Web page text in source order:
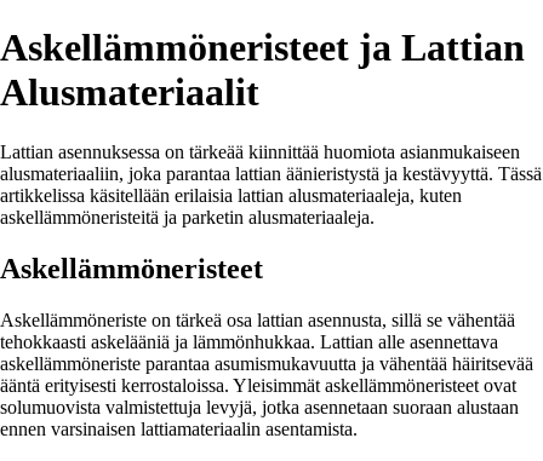
Askellämmöneristeet ja Lattian
Alusmateriaalit
Lattian asennuksessa on tärkeää kiinnittää huomiota asianmukaiseen
alusmateriaaliin, joka parantaa lattian äänieristystä ja kestävyyttä. Tässä
artikkelissa käsitellään erilaisia lattian alusmateriaaleja, kuten
askellämmöneristeitä ja parketin alusmateriaaleja.
Askellämmöneristeet
Askellämmöneriste on tärkeä osa lattian asennusta, sillä se vähentää
tehokkaasti askelääniä ja lämmönhukkaa. Lattian alle asennettava
askellämmöneriste parantaa asumismukavuutta ja vähentää häiritsevää
ääntä erityisesti kerrostaloissa. Yleisimmät askellämmöneristeet ovat
solumuovista valmistettuja levyjä, jotka asennetaan suoraan alustaan
ennen varsinaisen lattiamateriaalin asentamista.